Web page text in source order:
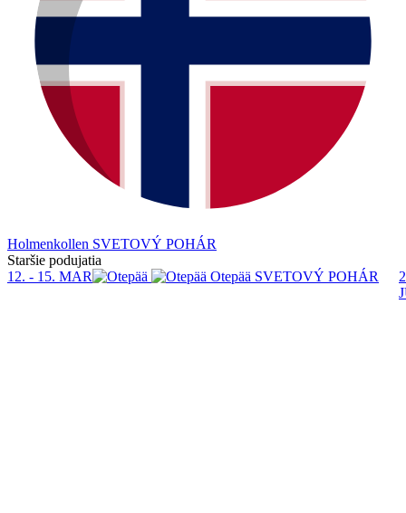
Holmenkollen SVETOVÝ POHÁR
Staršie podujatia
12. - 15. MAR
Otepää SVETOVÝ POHÁR